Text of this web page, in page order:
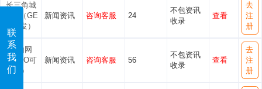
联
系
我
们
长三角城
市网（GE
O可发）
新闻资讯 咨询客服 24
不包资讯
收录
查看
去
注
册
中山网
（GEO可
发）
新闻资讯 咨询客服 56
不包资讯
收录
查看
去
注
册